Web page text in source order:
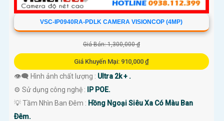
VSC-IP0940RA-PDLK CAMERA VISIONCOP (4MP)
Giá Bán: 1,300,000 ₫
Giá Khuyến Mại: 910,000 ₫
👁️‍🗨 Hình ảnh chất lượng : Ultra 2k + .
⚙ Sử dụng công nghệ : IP POE.
💡 Tầm Nhìn Ban Đêm : Hồng Ngoại Siêu Xa Có Màu Ban
Ðêm.